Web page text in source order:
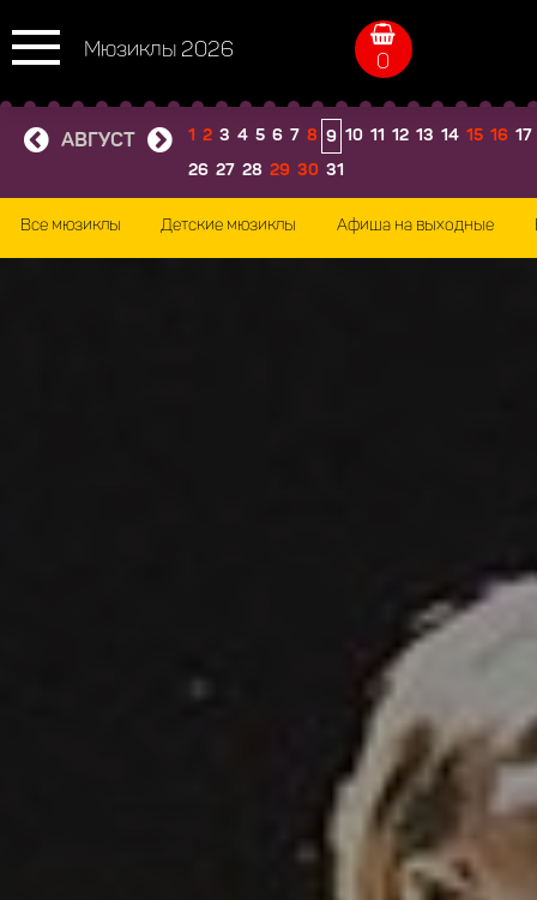
Мюзиклы 2026 0
АВГУСТ 1 2 3 4 5 6 7 8 9 10 11 12 13 14 15 16 17
26 27 28 29 30 31
Все мюзиклы Детские мюзиклы Афиша на выходные